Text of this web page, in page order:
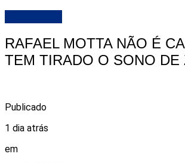
RAFAEL MOTTA NÃO É
TEM TIRADO O SONO DE
Publicado
1 dia atrás
em